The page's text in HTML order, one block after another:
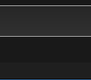
avancée